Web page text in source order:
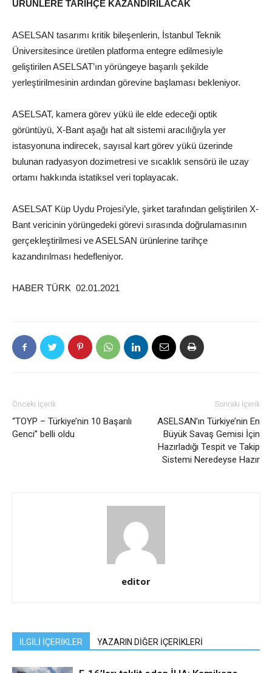
ÜRÜNLERE TARİHÇE KAZANDIRILACAK
ASELSAN tasarımı kritik bileşenlerin, İstanbul Teknik
Üniversitesince üretilen platforma entegre edilmesiyle
geliştirilen ASELSAT’ın yörüngeye başarılı şekilde
yerleştirilmesinin ardından görevine başlaması bekleniyor.
ASELSAT, kamera görev yükü ile elde edeceği optik
görüntüyü, X-Bant aşağı hat alt sistemi aracılığıyla yer
istasyonuna indirecek, sayısal kart görev yükü üzerinde
bulunan radyasyon dozimetresi ve sıcaklık sensörü ile uzay
ortamı hakkında istatiksel veri toplayacak.
ASELSAT Küp Uydu Projesi’yle, şirket tarafından geliştirilen X-
Bant vericinin yörüngedeki görevi sırasında doğrulamasının
gerçekleştirilmesi ve ASELSAN ürünlerine tarihçe
kazandırılması hedefleniyor.
HABER TÜRK 02.01.2021
Önceki İçerik
“TOYP – Türkiye’nin 10 Başarılı
Genci” belli oldu
Sonraki İçerik
ASELSAN’ın Türkiye’nin En
Büyük Savaş Gemisi İçin
Hazırladığı Tespit ve Takip
Sistemi Neredeyse Hazır
editor
İLGİLİ İÇERİKLER YAZARIN DİĞER İÇERİKLERİ